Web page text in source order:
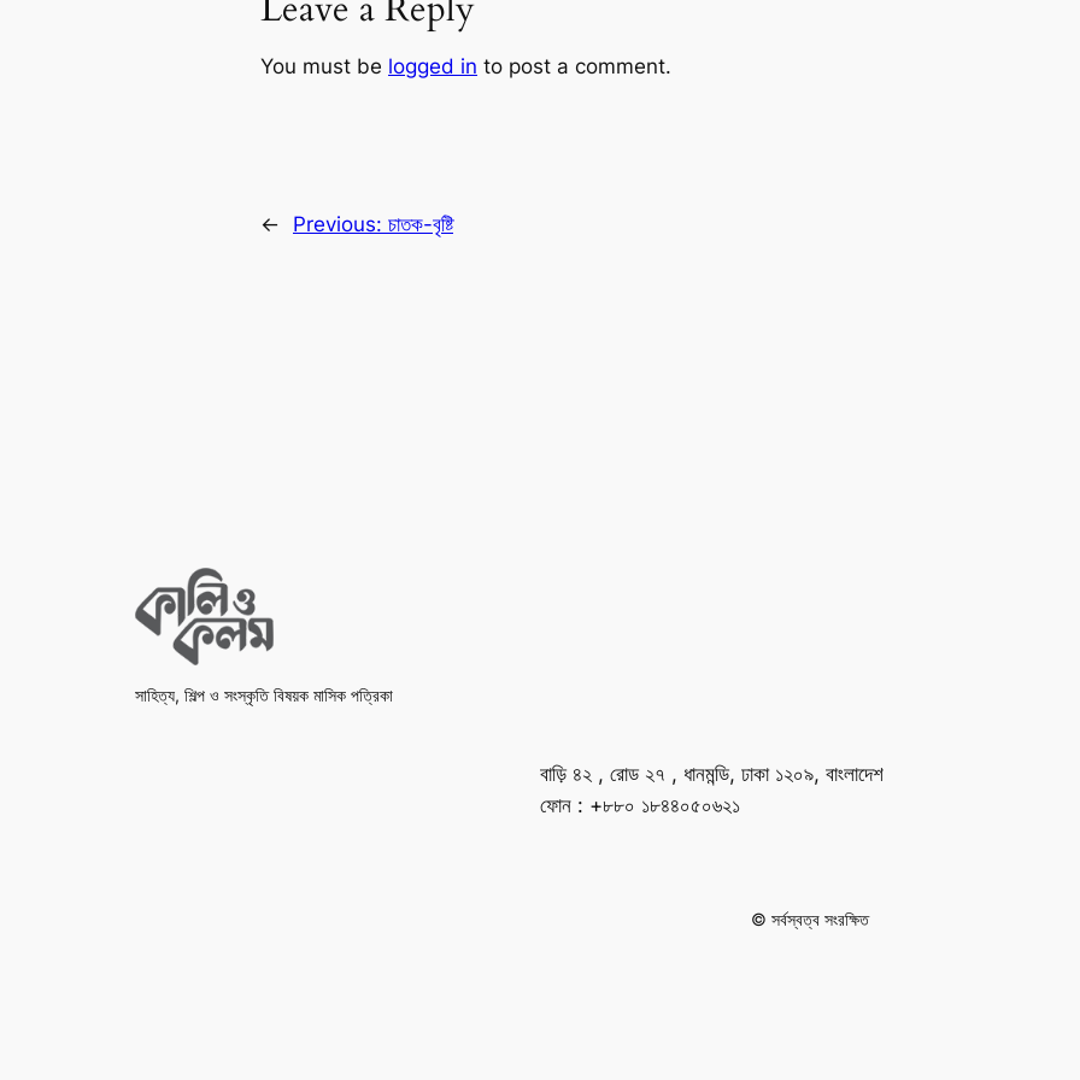
You must be logged in to post a comment.
← Previous: চাতক-বৃষ্টি
সাহিত্য, শিল্প ও সংস্কৃতি বিষয়ক মাসিক পত্রিকা
বাড়ি ৪২ , রোড ২৭ , ধানমন্ডি, ঢাকা ১২০৯, বাংলাদেশ
ফোন : +৮৮০ ১৮৪৪০৫০৬২১
© সর্বস্বত্ব সংরক্ষিত